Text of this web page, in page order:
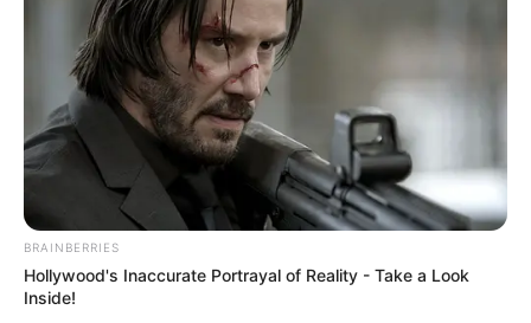
BRAINBERRIES
Hollywood's Inaccurate Portrayal of Reality - Take a Look
Inside!